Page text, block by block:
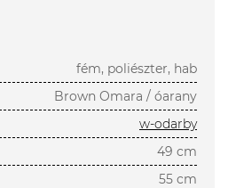
fém, poliészter, hab
Brown Omara / óarany
w-odarby
49 cm
55 cm